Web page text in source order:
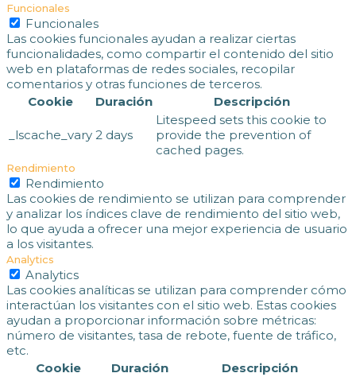
Funcionales
Funcionales
Las cookies funcionales ayudan a realizar ciertas
funcionalidades, como compartir el contenido del sitio
web en plataformas de redes sociales, recopilar
comentarios y otras funciones de terceros.
Cookie
Duración Descripción
_lscache_vary 2 days
Litespeed sets this cookie to
provide the prevention of
cached pages.
Rendimiento
Rendimiento
Las cookies de rendimiento se utilizan para comprender
y analizar los índices clave de rendimiento del sitio web,
lo que ayuda a ofrecer una mejor experiencia de usuario
a los visitantes.
Analytics
Analytics
Las cookies analíticas se utilizan para comprender cómo
interactúan los visitantes con el sitio web. Estas cookies
ayudan a proporcionar información sobre métricas:
número de visitantes, tasa de rebote, fuente de tráfico,
etc.
Cookie
Duración Descripción